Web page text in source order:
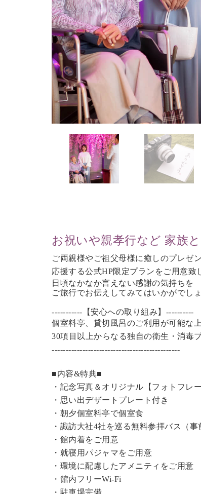
お祝いや親孝行など 家族
ご両親様やご祖父母様に癒しのプレゼ
応援する公式HP限定プランをご用意致
日頃なかなか言えない感謝の気持ちを
ご旅行でお伝えしてみてはいかがでしょ
-----------【安心への取り組み】----------
個室料亭、貸切風呂のご利用が可能な
30項目以上からなる独自の衛生・消毒
----------------------------------------------
■内容&特典■
・記念写真＆オリジナル【フォトフレ
・思い出デザートプレート付き
・朝夕個室料亭で個室食
・諏訪大社4社を巡る無料参拝バス（事
・館内着をご用意
・就寝用パジャマをご用意
・環境に配慮したアメニティをご用意
・館内フリーWi-Fi
・駐車場完備